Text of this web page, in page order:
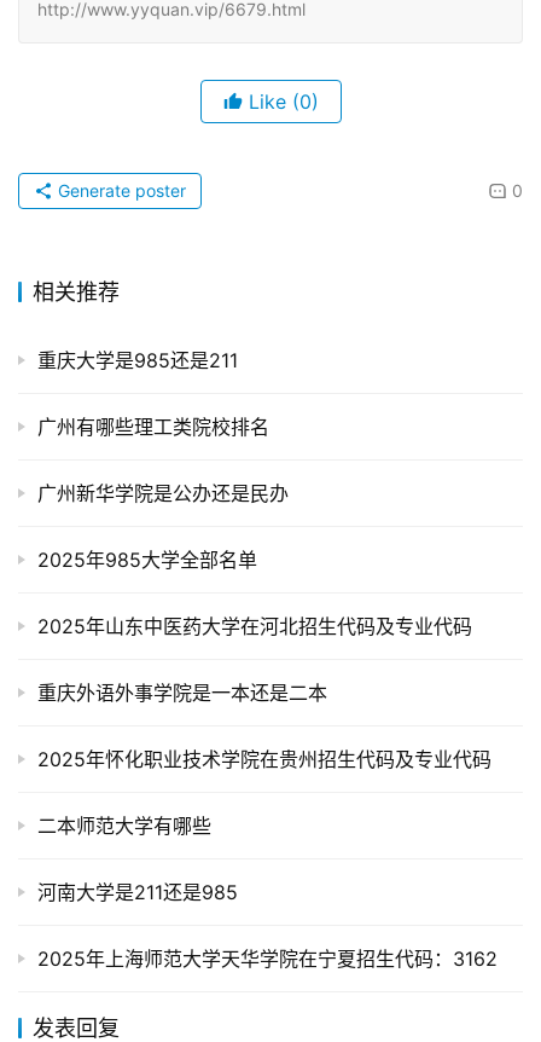
http://www.yyquan.vip/6679.html
Like (0)
0
Generate poster
相关推荐
重庆大学是985还是211
广州有哪些理工类院校排名
广州新华学院是公办还是民办
2025年985大学全部名单
2025年山东中医药大学在河北招生代码及专业代码
重庆外语外事学院是一本还是二本
2025年怀化职业技术学院在贵州招生代码及专业代码
二本师范大学有哪些
河南大学是211还是985
2025年上海师范大学天华学院在宁夏招生代码：3162
发表回复